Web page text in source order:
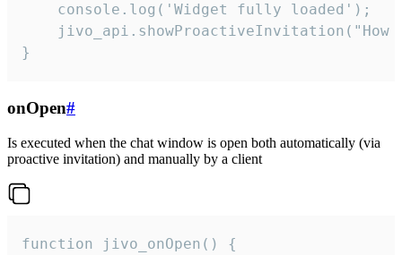
    console.log('Widget fully loaded');
jivo_api.showProactiveInvitation("How
}
onOpen#
Is executed when the chat window is open both automatically (via
proactive invitation) and manually by a client
function jivo_onOpen() {